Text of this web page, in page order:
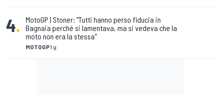
4.
MOTOGP1 g
MotoGP | Stoner: "Tutti hanno perso fiducia in
Bagnaia perché si lamentava, ma si vedeva che la
moto non era la stessa"